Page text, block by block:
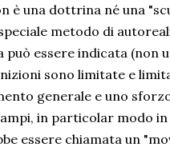
è una dottrina né una
metodo di
può essere indicata (non
sono limitate e
generale e uno
in particolar modo in
essere chiamata un